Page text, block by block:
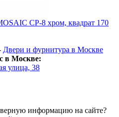
CP-8 хром, квадрат 170
Двери и фурнитура в Москве
в Москве:
улица, 38
информацию на сайте?